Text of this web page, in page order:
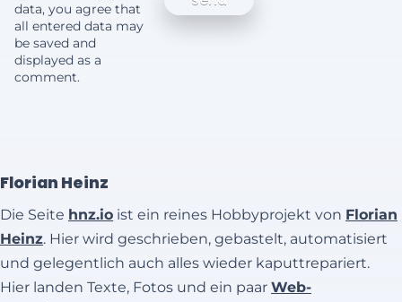
data, you agree that
all entered data may
be saved and
displayed as a
comment.
Florian Heinz
Die Seite hnz.io ist ein reines Hobbyprojekt von Florian
Heinz. Hier wird geschrieben, gebastelt, automatisiert
und gelegentlich auch alles wieder kaputtrepariert.
Hier landen Texte, Fotos und ein paar Web-